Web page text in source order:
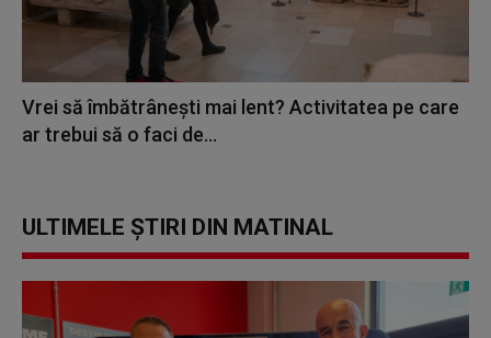
Vrei să îmbătrânești mai lent? Activitatea pe care
ar trebui să o faci de...
ULTIMELE ȘTIRI DIN MATINAL